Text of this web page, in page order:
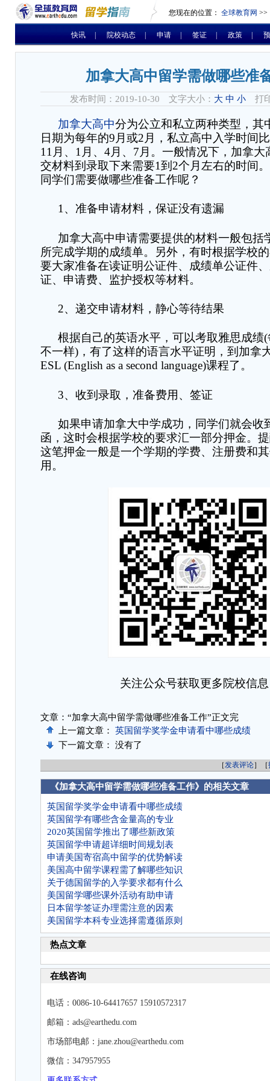
您现在的位置： 全球教育网 >>
快讯 院校动态 申请 签证 政策
加拿大高中留学需做哪些准
发布时间：2019-10-30 文字大小： 大 中 小 打
加拿大高中分为公立和私立两种类型，其
日期为每年的9 月或2 月，私立高中入学时间
11 月、 1 月、 4月、 7 月。一般情况下，加拿
交材料到录取下来需要1到 2个月左右的时间。
同学们需要做哪些准备工作呢？
1、准备申请材料，保证没有遗漏
加拿大高中申请需要提供的材料一般包括
所完成学期的成绩单。另外，有时根据学校
要大家准备在读证明公证件、成绩单公证件
证、申请费、监护授权等材料。
2、递交申请材料，静心等待结果
根据自己的英语水平，可以考取雅思成绩(
不一样) ， 有了这样的语言水平证明，到加拿
ESL (English as a second language)课程了。
3、收到录取，准备费用、签证
如果申请加拿大中学成功，同学们就会收
函，这时会根据学校的要求汇一部分押金。
这笔押金一般是一个学期的学费、注册费和
用。
关注公众号获取更多院校信息
文章：“加拿大高中留学需做哪些准备工作”正文完
上一篇文章： 英国留学奖学金申请看中哪些成绩
下一篇文章： 没有了
［发表评论］［
《加拿大高中留学需做哪些准备工作》的相关文章
英国留学奖学金申请看中哪些成绩
英国留学有哪些含金量高的专业
2020英国留学推出了哪些新政策
英国留学申请超详细时间规划表
申请美国寄宿高中留学的优势解读
美国高中留学课程需了解哪些知识
关于德国留学的入学要求都有什么
美国留学哪些课外活动有助申请
日本留学签证办理需注意的因素
美国留学本科专业选择需遵循原则
热点文章
在线咨询